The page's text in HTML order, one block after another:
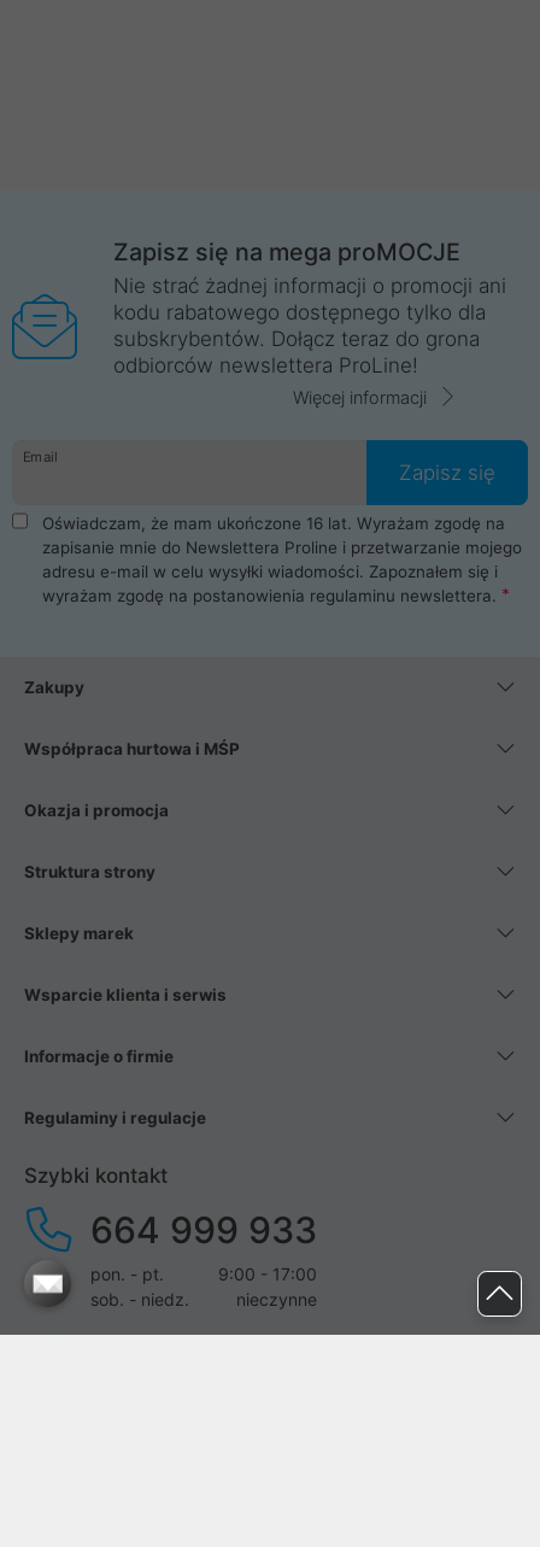
Zapisz się na mega proMOCJE
Nie strać żadnej informacji o promocji ani
kodu rabatowego dostępnego tylko dla
subskrybentów. Dołącz teraz do grona
odbiorców newslettera ProLine!
Więcej informacji
Email
Zapisz się
Oświadczam, że mam ukończone 16 lat. Wyrażam zgodę na
zapisanie mnie do Newslettera Proline i przetwarzanie mojego
adresu e-mail w celu wysyłki wiadomości. Zapoznałem się i
wyrażam zgodę na postanowienia regulaminu newslettera.
Zakupy
Współpraca hurtowa i MŚP
Okazja i promocja
Struktura strony
Sklepy marek
Wsparcie klienta i serwis
Informacje o firmie
Regulaminy i regulacje
Szybki kontakt
664 999 933
pon. - pt.
9:00 - 17:00
sob. - niedz.
nieczynne